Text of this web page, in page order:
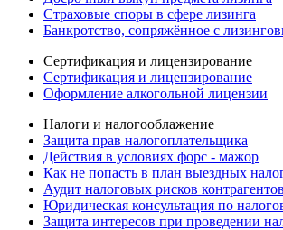
Страховые споры в сфере лизинга
Банкротство, сопряжённое с
Сертификация и лицензирование
Сертификация и лицензирование
Оформление алкогольной лицензии
Налоги и налогооблажение
Защита прав налогоплательщика
Действия в условиях форс - мажор
Как не попасть в план выездных
Аудит налоговых рисков контрагентов
Юридическая консультация по
Защита интересов при проведении